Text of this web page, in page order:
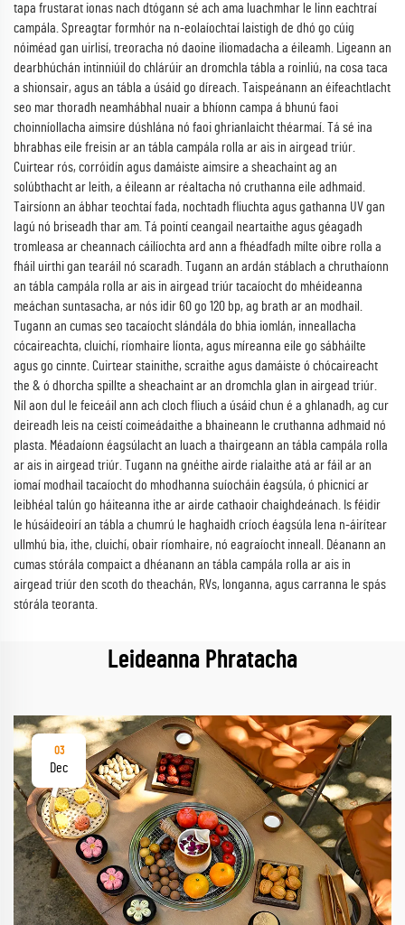
tapa frustarat ionas nach dtógann sé ach ama luachmhar le linn eachtraí
campála. Spreagtar formhór na n-eolaíochtaí laistigh de dhó go cúig
nóiméad gan uirlisí, treoracha nó daoine iliomadacha a éileamh. Ligeann an
dearbhúchán intinniúil do chlárúir an dromchla tábla a roinliú, na cosa taca
a shionsair, agus an tábla a úsáid go díreach. Taispeánann an éifeachtlacht
seo mar thoradh neamhábhal nuair a bhíonn campa á bhunú faoi
choinníollacha aimsire dúshlána nó faoi ghrianlaicht théarmaí. Tá sé ina
bhrabhas eile freisin ar an tábla campála rolla ar ais in airgead triúr.
Cuirtear rós, corróidín agus damáiste aimsire a sheachaint ag an
solúbthacht ar leith, a éileann ar réaltacha nó cruthanna eile adhmaid.
Tairsíonn an ábhar teochtaí fada, nochtadh fliuchta agus gathanna UV gan
lagú nó briseadh thar am. Tá pointí ceangail neartaithe agus géagadh
tromleasa ar cheannach cáilíochta ard ann a fhéadfadh mílte oibre rolla a
fháil uirthi gan tearáil nó scaradh. Tugann an ardán stáblach a chruthaíonn
an tábla campála rolla ar ais in airgead triúr tacaíocht do mhéideanna
meáchan suntasacha, ar nós idir 60 go 120 bp, ag brath ar an modhail.
Tugann an cumas seo tacaíocht slándála do bhia iomlán, inneallacha
cócaireachta, cluichí, ríomhaire líonta, agus míreanna eile go sábháilte
agus go cinnte. Cuirtear stainithe, scraithe agus damáiste ó chócaireacht
the & ó dhorcha spillte a sheachaint ar an dromchla glan in airgead triúr.
Níl aon dul le feiceáil ann ach cloch fliuch a úsáid chun é a ghlanadh, ag cur
deireadh leis na ceistí coimeádaithe a bhaineann le cruthanna adhmaid nó
plasta. Méadaíonn éagsúlacht an luach a thairgeann an tábla campála rolla
ar ais in airgead triúr. Tugann na gnéithe airde rialaithe atá ar fáil ar an
iomaí modhail tacaíocht do mhodhanna suíocháin éagsúla, ó phicnicí ar
leibhéal talún go háiteanna ithe ar airde cathaoir chaighdeánach. Is féidir
le húsáideoirí an tábla a chumrú le haghaidh críoch éagsúla lena n-áirítear
ullmhú bia, ithe, cluichí, obair ríomhaire, nó eagraíocht inneall. Déanann an
cumas stórála compaict a dhéanann an tábla campála rolla ar ais in
airgead triúr den scoth do theachán, RVs, longanna, agus carranna le spás
stórála teoranta.
Leideanna Phratacha
03
Dec